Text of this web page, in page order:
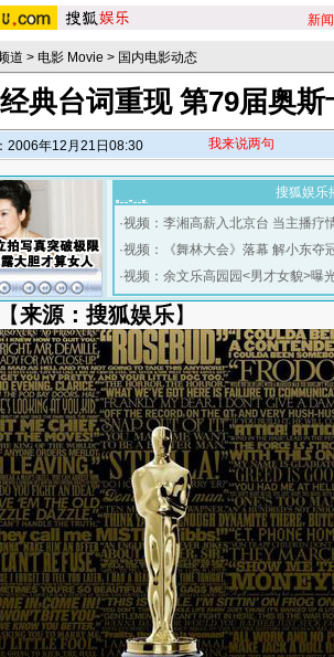
新闻
道 > 电影 Movie > 国内电影动态
经典台词重现 第79届奥
2006年12月21日08:30 我来说两句
搜狐娱乐
·视频：李湘高薪入北京台 当主播疗
·视频：《舞林大会》落幕 解小东夺
·视频：余文乐高园园<男才女貌>曝
【来源：搜狐娱乐】